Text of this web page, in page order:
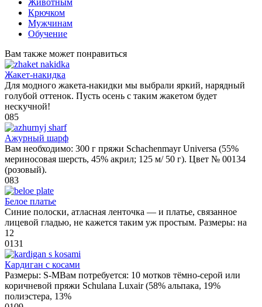
Крючком
Мужчинам
Обучение
Вам также может понравиться
Жакет-накидка
Для модного жакета-накидки мы выбрали яркий, нарядный
голубой оттенок. Пусть осень с таким жакетом будет
нескучной!
085
Ажурный шарф
Вам необходимо: 300 г пряжи Schachenmayr Universa (55%
мериносовая шерсть, 45% акрил; 125 м/ 50 г). Цвет № 00134
(розовый).
083
Белое платье
Синие полоски, атласная ленточка — и платье, связанное
лицевой гладью, не кажется таким уж простым. Размеры: на
12
0131
Кардиган с косами
Размеры: S-MВам потребуется: 10 мотков тёмно-серой или
коричневой пряжи Schulana Luxair (58% альпака, 19%
полиэстера, 13%